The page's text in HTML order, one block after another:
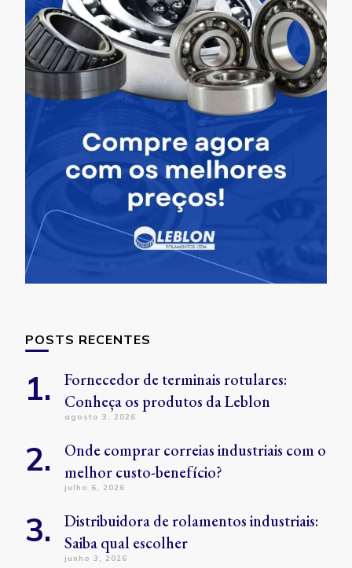
POSTS RECENTES
Fornecedor de terminais rotulares:
Conheça os produtos da Leblon
agosto 3, 2026
Onde comprar correias industriais com o
melhor custo-benefício?
julho 6, 2026
Distribuidora de rolamentos industriais:
Saiba qual escolher
junho 3, 2026